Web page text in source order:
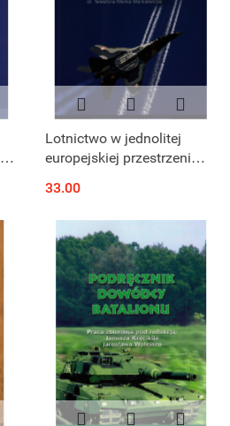
Lotnictwo w jednolitej
europejskiej przestrzeni
wyzwania
33.00